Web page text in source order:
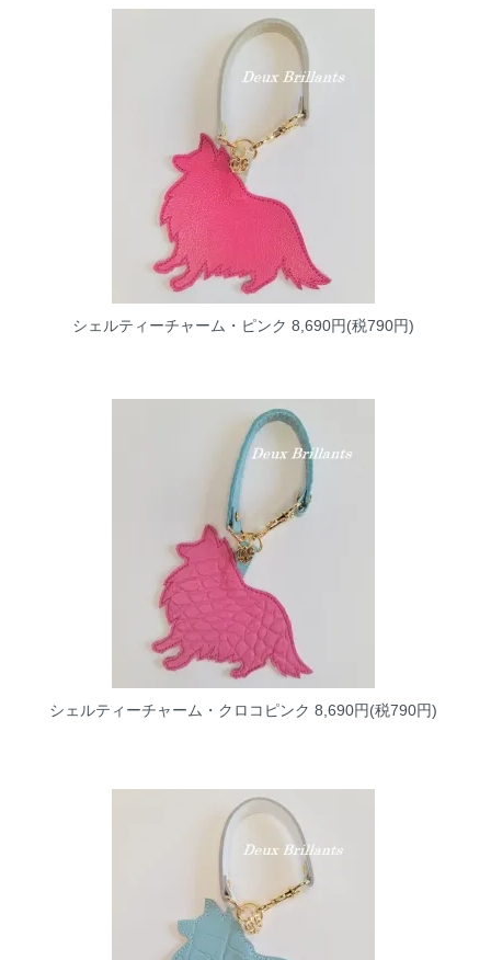
シェルティーチャーム・ピンク 8,690円(税790円)
シェルティーチャーム・クロコピンク 8,690円(税790円)